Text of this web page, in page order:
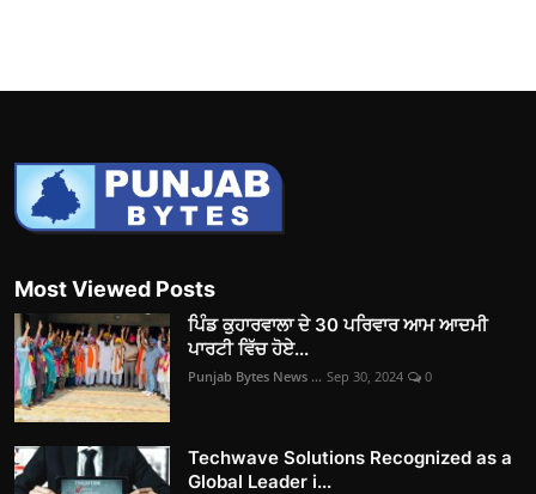
Most Viewed Posts
ਪਿੰਡ ਕੁਹਾਰਵਾਲਾ ਦੇ 30 ਪਰਿਵਾਰ ਆਮ ਆਦਮੀ
ਪਾਰਟੀ ਵਿੱਚ ਹੋਏ...
Punjab Bytes News ... Sep 30, 2024 0
Techwave Solutions Recognized as a
Global Leader i...